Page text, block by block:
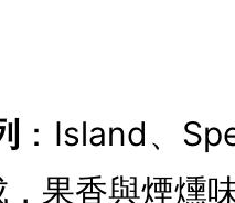
：Island、
果香與煙燻味